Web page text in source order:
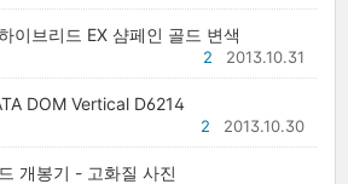
이브리드 EX 샴페인 골드 변색
2013.10.31
2
DOM Vertical D6214
2013.10.30
2
개봉기 - 고화질 사진